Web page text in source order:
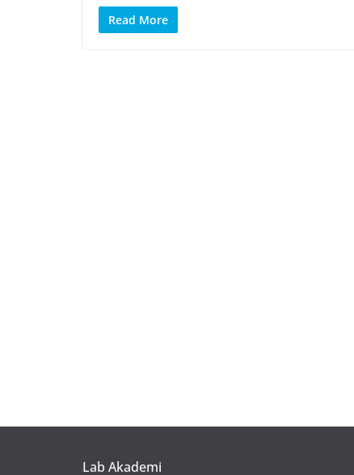
Read More
Lab Akademi